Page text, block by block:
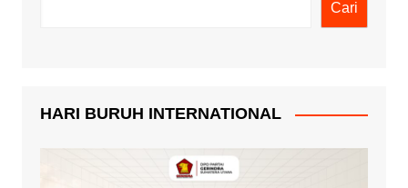
Cari
HARI BURUH INTERNATIONAL